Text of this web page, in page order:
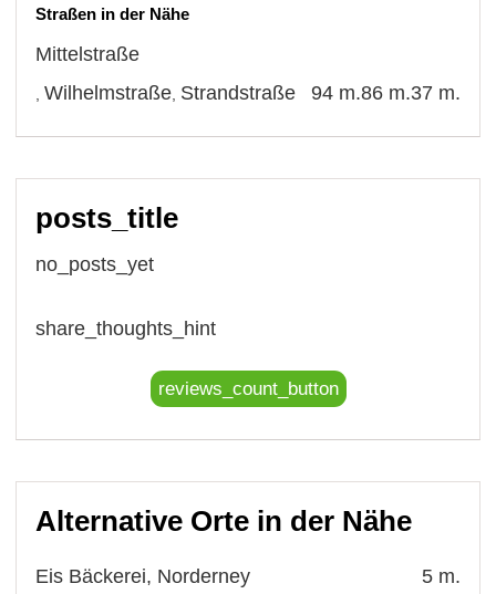
Straßen in der Nähe
Mittelstraße
37 m.
,Wilhelmstraße 86 m.
Strandstraße 94 m.
posts_title
no_posts_yet
share_thoughts_hint
reviews_count_button
Alternative Orte in der Nähe
Eis Bäckerei, Norderney 5 m.